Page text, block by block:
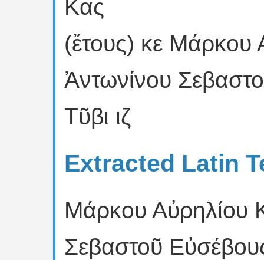
Κας
(ἔτους) κε Μάρκου
Ἀντωνίνου
Τῦβι ιζ
Extracted Latin
Μάρκου Αὐρηλίου
Σεβαστοῦ